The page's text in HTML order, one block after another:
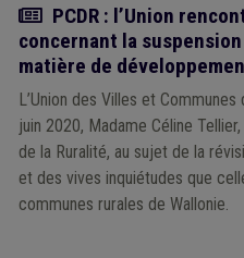
Actualité
PCDR : l’Union
concernant la
matière de
L’Union des Villes et
juin 2020, Madame Céline
de la Ruralité, au sujet de la
et des vives inquiétudes que
communes rurales de Wallonie.